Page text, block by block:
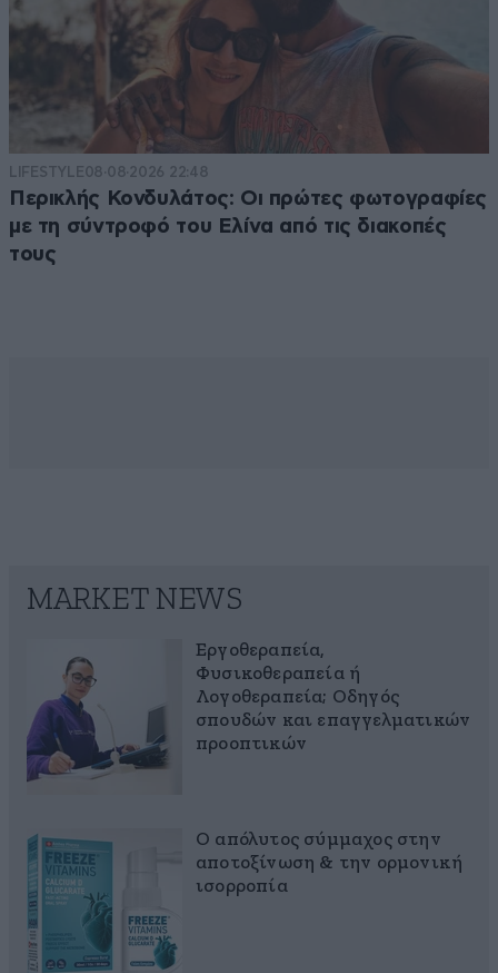
LIFESTYLE08·08·2026 22:48
Περικλής Κονδυλάτος: Οι πρώτες φωτογραφίες
με τη σύντροφό του Ελίνα από τις διακοπές
τους
MARKET NEWS
Εργοθεραπεία,
Φυσικοθεραπεία ή
Λογοθεραπεία; Οδηγός
σπουδών και επαγγελματικών
προοπτικών
Ο απόλυτος σύμμαχος στην
αποτοξίνωση & την ορμονική
ισορροπία